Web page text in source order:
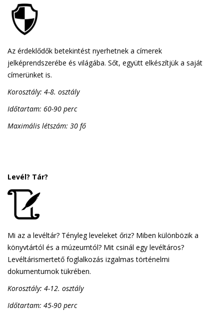
Az érdeklődők betekintést nyerhetnek a címerek
jelképrendszerébe és világába. Sőt, együtt elkészítjük a saját
címerünket is.
Korosztály: 4-8. osztály
Időtartam: 60-90 perc
Maximális létszám: 30 fő
Levél? Tár?
Mi az a levéltár? Tényleg leveleket őriz? Miben különbözik a
könyvtártól és a múzeumtól? Mit csinál egy levéltáros?
Levéltárismertető foglalkozás izgalmas történelmi
dokumentumok tükrében.
Korosztály: 4-12. osztály
Időtartam: 45-90 perc